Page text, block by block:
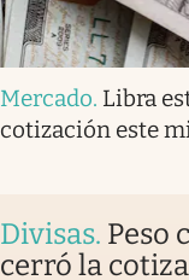
Mercado. Libra
cotización este
Divisas. Peso
cerró la